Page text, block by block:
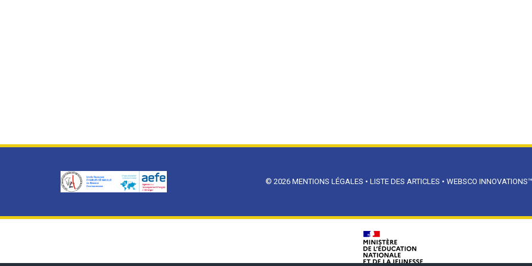
© 2026 MENTIONS LÉGALES • LISTE DES ARTICLES • WEBSCO INNOVATIONS™